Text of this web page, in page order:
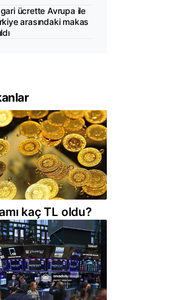
ücrette Avrupa ile
arasındaki makas
kaç TL oldu?